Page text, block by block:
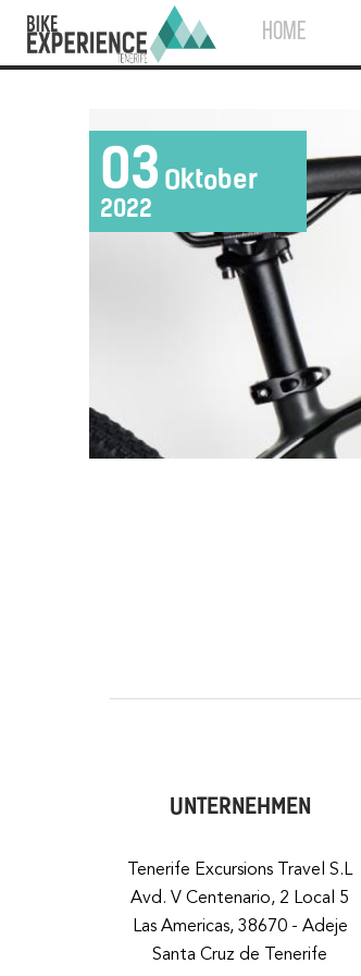
HOME
03 Oktober
2022
UNTERNEHMEN
Tenerife Excursions Travel S.L
Avd. V Centenario, 2 Local 5
Las Americas, 38670 - Adeje
Santa Cruz de Tenerife